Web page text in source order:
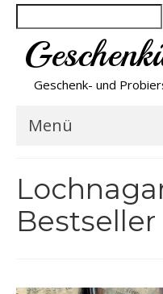
Suchen
Geschenk- und
Menü
NEU
Bestseller